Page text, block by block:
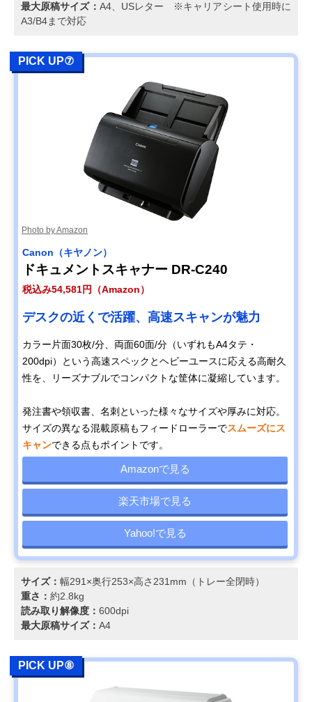
最大原稿サイズ： A4、USレター ※キャリアシート使用時に
A3/B4まで対応
PICK UP⑦
Photo by Amazon
Canon（キヤノン）
ドキュメントスキャナー DR-C240
税込み54,581円（Amazon）
デスクの近くで活躍、高速スキャンが魅力
カラー片面30枚/分、両面60面/分（いずれもA4タテ・
200dpi）という高速スペックとヘビーユースに応える高耐久
性を、リーズナブルでコンパクトな筐体に凝縮しています。
発注書や領収書、名刺といった様々なサイズや厚みに対応。
サイズの異なる混載原稿もフィードローラーでスムーズにス
キャンできる点もポイントです。
Amazonで見る
楽天市場で見る
Yahoo!で見る
サイズ： 幅291×奥行253×高さ231mm（トレー全閉時）
重さ： 約2.8kg
読み取り解像度： 600dpi
最大原稿サイズ： A4
PICK UP⑧